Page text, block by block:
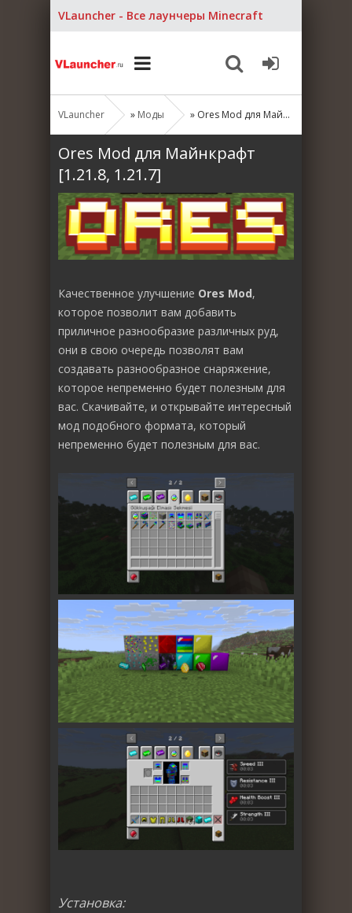
VLauncher - Все лаунчеры Minecraft
VLauncher » Моды » Ores Mod для Майнкрафт [1.21.8, 1.21.7]
Ores Mod для Майнкрафт
[1.21.8, 1.21.7]
Качественное улучшение Ores Mod,
которое позволит вам добавить
приличное разнообразие различных руд,
они в свою очередь позволят вам
создавать разнообразное снаряжение,
которое непременно будет полезным для
вас. Скачивайте, и открывайте интересный
мод подобного формата, который
непременно будет полезным для вас.
Установка: